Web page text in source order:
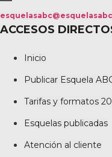
ACCESOS
Inicio
Publicar Esquela
Tarifas y formatos
Esquelas publicadas
Atención al cliente